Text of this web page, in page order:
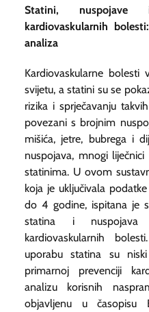
Statini, nuspojave
kardiovaskularnih
analiza
Kardiovaskularne
svijetu, a statini su se
rizika i sprječavanju
povezani s brojnim
mišića, jetre, bubrega i
nuspojava, mnogi
statinima. U ovom
koja je uključivala
do 4 godine, ispitana je
statina i nuspojava
kardiovaskularnih
uporabu statina su
primarnoj prevenciji
analizu korisnih
objavljenu u časopisu